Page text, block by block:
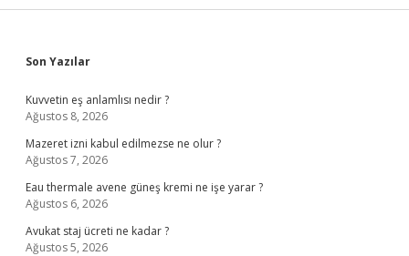
Sidebar
Son Yazılar
Kuvvetin eş anlamlısı nedir ?
Ağustos 8, 2026
Mazeret izni kabul edilmezse ne olur ?
Ağustos 7, 2026
Eau thermale avene güneş kremi ne işe yarar ?
Ağustos 6, 2026
Avukat staj ücreti ne kadar ?
Ağustos 5, 2026